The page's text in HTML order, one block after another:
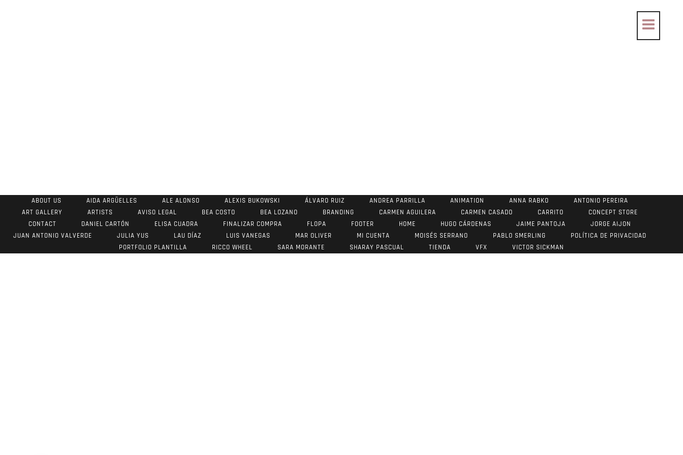
ABOUT US AIDA ARGÜELLES ALE ALONSO ALEXIS BUKOWSKI ÁLVARO RUIZ ANDREA PARRILLA ANIMATION ANNA RABKO
ANTONIO PEREIRA
ART GALLERY
ARTISTS AVISO LEGAL BEA COSTO BEA LOZANO BRANDING CARMEN AGUILERA CARMEN CASADO CARRITO
CONCEPT STORE
CONTACT
DANIEL CARTÓN ELISA CUADRA FINALIZAR COMPRA FLOPA FOOTER HOME HUGO CÁRDENAS JAIME PANTOJA
JORGE AIJON
JUAN ANTONIO VALVERDE
JULIA YUS LAU DÍAZ LUIS VANEGAS MAR OLIVER MI CUENTA MOISÉS SERRANO PABLO SMERLING
POLÍTICA DE PRIVACIDAD
PORTFOLIO PLANTILLA
RICCO WHEEL SARA MORANTE SHARAY PASCUAL TIENDA VFX VICTOR SICKMAN